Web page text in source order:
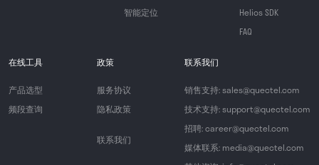
智能定位
Helios SDK
FAQ
在线工具
产品选型
频段查询
政策
服务协议
隐私政策
联系我们
联系我们
销售支持: sales@quectel.com
技术支持: support@quectel.com
招聘: career@quectel.com
媒体联系: media@quectel.com